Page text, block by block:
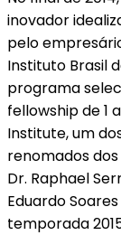
inovador
pelo
Instituto Brasil
programa
fellowship de 1
Institute, um
renomados
Dr. Raphael
Eduardo
temporada